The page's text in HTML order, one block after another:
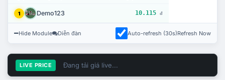
1 Demo123 10.115 đ
Hide Module Diễn đàn Auto-refresh (30s)Refresh Now
LIVE PRICE Đang tải giá live...